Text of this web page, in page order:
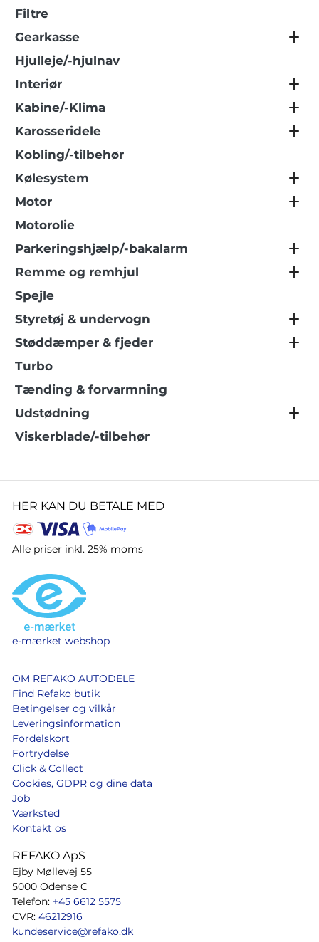
Filtre
Gearkasse
Hjulleje/-hjulnav
Interiør
Kabine/-Klima
Karosseridele
Kobling/-tilbehør
Kølesystem
Motor
Motorolie
Parkeringshjælp/-bakalarm
Remme og remhjul
Spejle
Styretøj & undervogn
Støddæmper & fjeder
Turbo
Tænding & forvarmning
Udstødning
Viskerblade/-tilbehør
HER KAN DU BETALE MED
Alle priser inkl. 25% moms
e-mærket webshop
OM REFAKO AUTODELE
Find Refako butik
Betingelser og vilkår
Leveringsinformation
Fordelskort
Fortrydelse
Click & Collect
Cookies, GDPR og dine data
Job
Værksted
Kontakt os
REFAKO ApS
Ejby Møllevej 55
5000 Odense C
Telefon: +45 6612 5575
CVR: 46212916
kundeservice@refako.dk